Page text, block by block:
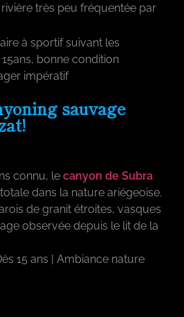
très peu fréquentée par
à sportif suivant les
bonne condition
impératif
sauvage
connu, le canyon de Subra
dans la nature ariégeoise.
de granit étroites, vasques
observée depuis le lit de la
15 ans | Ambiance nature